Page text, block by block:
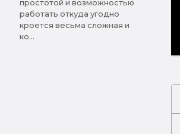
простотой и возможностью
работать откуда угодно
кроется весьма сложная и
ко...